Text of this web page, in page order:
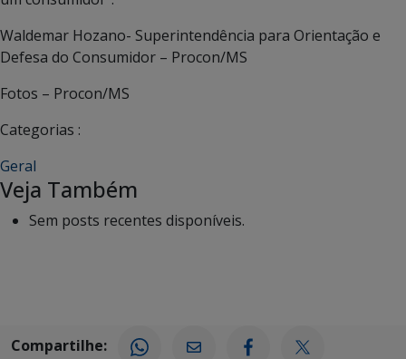
Waldemar Hozano- Superintendência para Orientação e
Defesa do Consumidor – Procon/MS
Fotos – Procon/MS
Categorias :
Geral
Veja Também
Sem posts recentes disponíveis.
Compartilhe: